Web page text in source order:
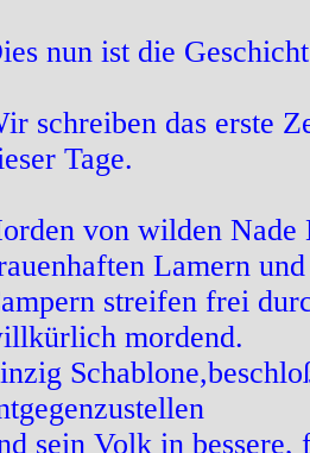
nun ist die
schreiben das erste
Tage.
von wilden Nade
Lamern
streifen frei
mordend.
sein Volk in